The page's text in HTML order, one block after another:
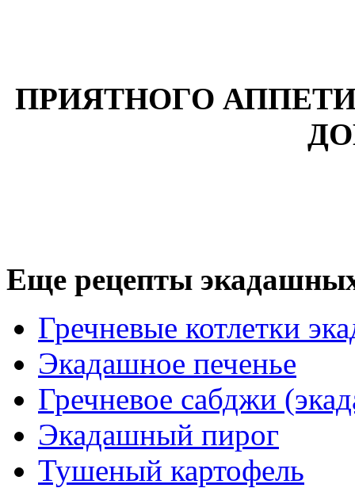
ПРИЯТНОГО
Еще рецепты
Гречневые котлетки
Экадашное печенье
Гречневое сабджи
Экадашный пирог
Тушеный картофель